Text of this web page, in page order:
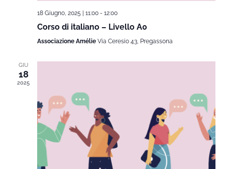
18 Giugno, 2025 | 11:00- 12:00
Corso di italiano – Livello A0
Associazione Amélie Via Ceresio 43, Pregassona
GIU
18
2025